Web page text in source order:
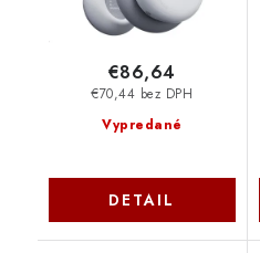
Vypredané
€70,44 bez DPH
€86,64
DETAIL